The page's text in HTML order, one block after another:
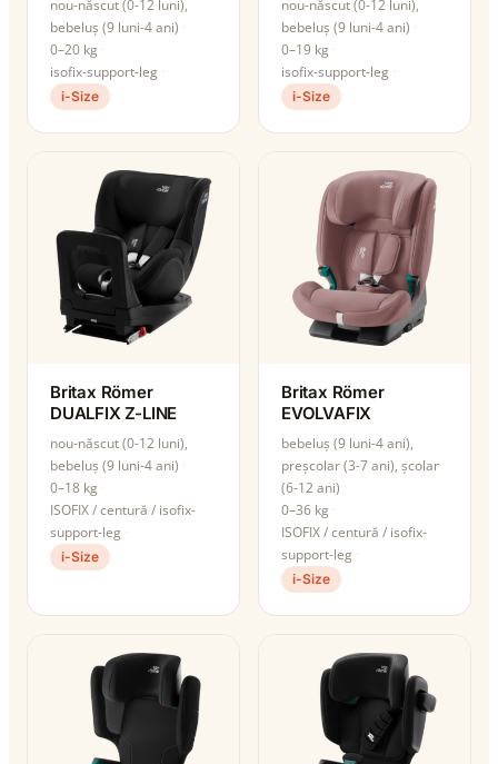
nou-născut (0-12 luni),
bebeluș (9 luni-4 ani)
0–20 kg
isofix-support-leg
i-Size
nou-născut (0-12 luni),
bebeluș (9 luni-4 ani)
0–19 kg
isofix-support-leg
i-Size
Britax Römer
DUALFIX Z-LINE
nou-născut (0-12 luni),
bebeluș (9 luni-4 ani)
0–18 kg
ISOFIX / centură / isofix-
support-leg
i-Size
Britax Römer
EVOLVAFIX
bebeluș (9 luni-4 ani),
preșcolar (3-7 ani), școlar
(6-12 ani)
0–36 kg
ISOFIX / centură / isofix-
support-leg
i-Size